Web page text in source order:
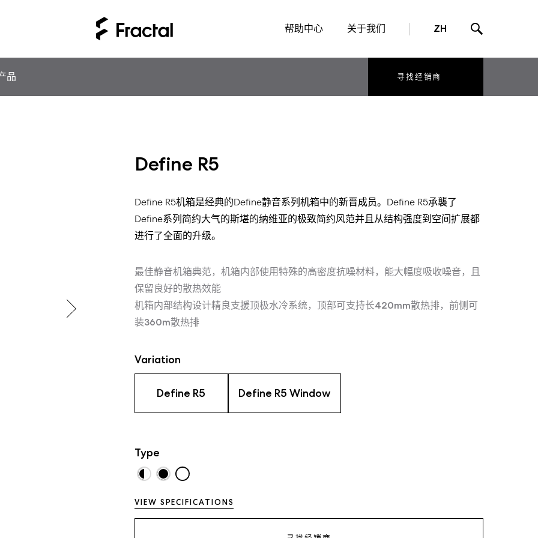
帮助中心 关于我们 ZH
品 寻找经销商
Define R5
Define R5机箱是经典的Define静音系列机箱中的新晋成员。Define R5承襲了
Define系列简约大气的斯堪的纳维亚的极致简约风范并且从结构强度到空间扩展都
进行了全面的升级。
最佳静音机箱典范，机箱内部使用特殊的高密度抗噪材料，能大幅度吸收噪音，且
保留良好的散热效能
机箱内部结构设计精良支援顶极水冷系统，顶部可支持长420mm散热排，前侧可
装360m散热排
Variation
Define R5 Define R5 Window
Type
VIEW SPECIFICATIONS